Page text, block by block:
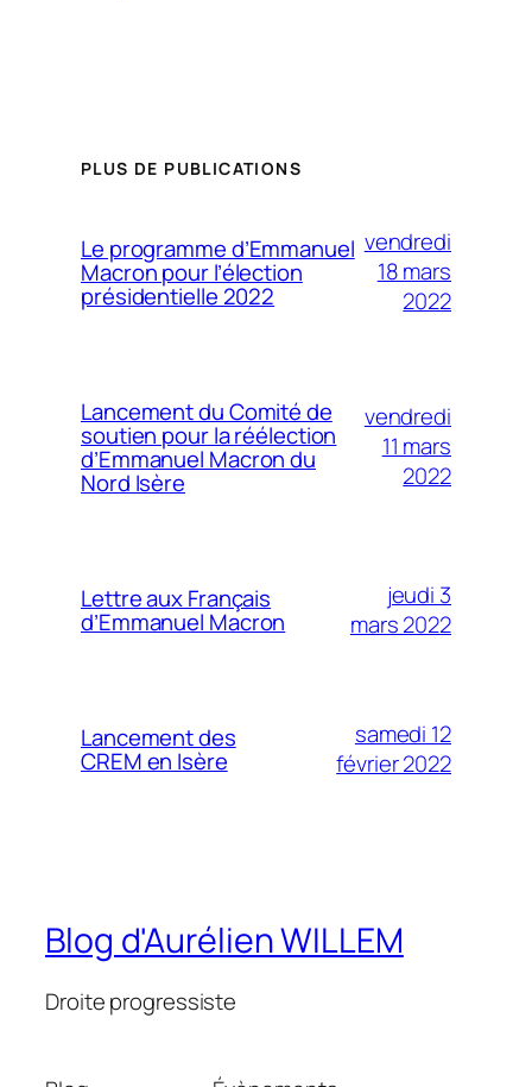
PLUS DE PUBLICATIONS
Le programme d’Emmanuel
Macron pour l’élection
présidentielle 2022
vendredi
18 mars
2022
Lancement du Comité de
soutien pour la réélection
d’Emmanuel Macron du
Nord Isère
vendredi
11 mars
2022
Lettre aux Français
d’Emmanuel Macron
jeudi 3
mars 2022
Lancement des
CREM en Isère
samedi 12
février 2022
Blog d'Aurélien WILLEM
Droite progressiste